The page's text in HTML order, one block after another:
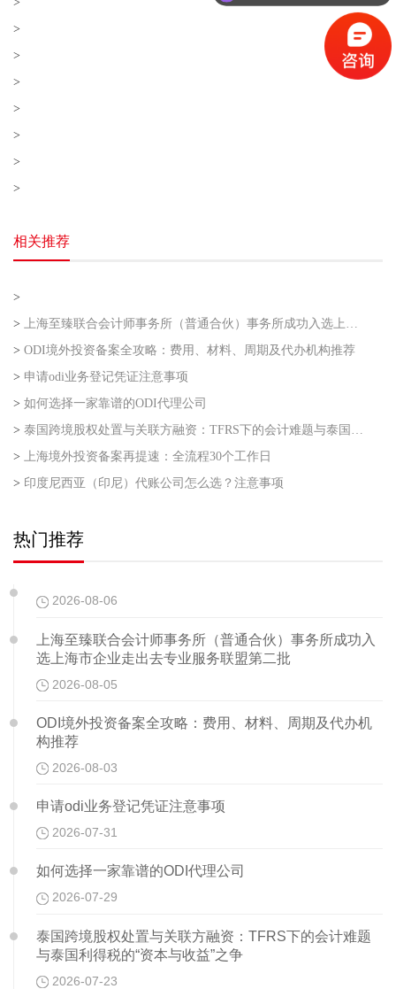
>
>
>
>
>
>
>
相关推荐
>
> 上海至臻联合会计师事务所（普通合伙）事务所成功入选上海市企业走出去专业服务联盟第二批
> ODI境外投资备案全攻略：费用、材料、周期及代办机构推荐
> 申请odi业务登记凭证注意事项
> 如何选择一家靠谱的ODI代理公司
> 泰国跨境股权处置与关联方融资：TFRS下的会计难题与泰国利得税的“资本与收益”之争
> 上海境外投资备案再提速：全流程30个工作日
> 印度尼西亚（印尼）代账公司怎么选？注意事项
热门推荐
2026-08-06
上海至臻联合会计师事务所（普通合伙）事务所成功入
选上海市企业走出去专业服务联盟第二批
2026-08-05
ODI境外投资备案全攻略：费用、材料、周期及代办机
构推荐
2026-08-03
申请odi业务登记凭证注意事项
2026-07-31
如何选择一家靠谱的ODI代理公司
2026-07-29
泰国跨境股权处置与关联方融资：TFRS下的会计难题
与泰国利得税的“资本与收益”之争
2026-07-23